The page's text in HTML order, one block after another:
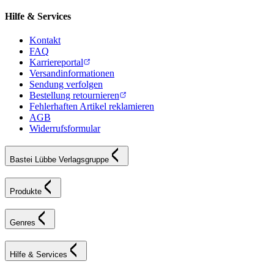
Hilfe & Services
Kontakt
FAQ
Karriereportal
Versandinformationen
Sendung verfolgen
Bestellung retournieren
Fehlerhaften Artikel reklamieren
AGB
Widerrufsformular
Bastei Lübbe Verlagsgruppe
Produkte
Genres
Hilfe & Services